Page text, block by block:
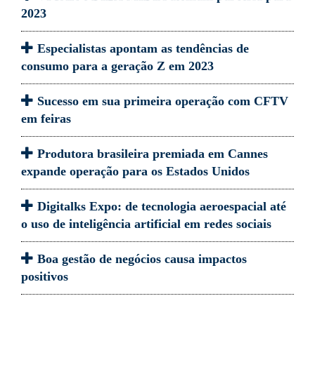
2023
Especialistas apontam as tendências de
consumo para a geração Z em 2023
Sucesso em sua primeira operação com CFTV
em feiras
Produtora brasileira premiada em Cannes
expande operação para os Estados Unidos
Digitalks Expo: de tecnologia aeroespacial até
o uso de inteligência artificial em redes sociais
Boa gestão de negócios causa impactos
positivos